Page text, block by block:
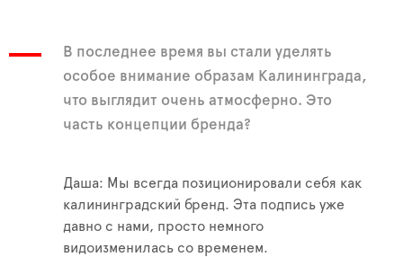
В последнее время вы стали уделять
особое внимание образам Калининграда,
что выглядит очень атмосферно. Это
часть концепции бренда?
Даша: Мы всегда позиционировали себя как
калининградский бренд. Эта подпись уже
давно с нами, просто немного
видоизменилась со временем.